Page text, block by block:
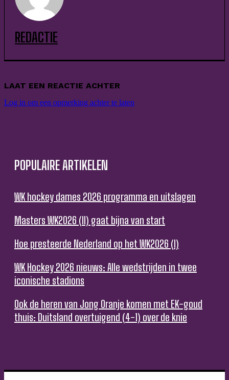
REDACTIE
LAAT EEN REACTIE ACHTER
Log in om een opmerking achter te laten
POPULAIRE ARTIKELEN
WK hockey dames 2026 programma en uitslagen
Masters WK2026 (II) gaat bijna van start
Hoe presteerde Nederland op het WK2026 (I)
WK Hockey 2026 nieuws: Alle wedstrijden in twee
iconische stadions
Ook de heren van Jong Oranje komen met EK-goud
thuis: Duitsland overtuigend (4-1) over de knie